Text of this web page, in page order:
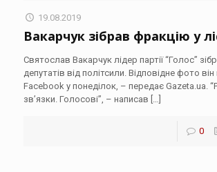
19.08.2019
Вакарчук зібрав фракцію у
Святослав Вакарчук лідер партії “Голос”
депутатів від політсили. Відповідне фото
Facebook у понеділок, – передає Gazeta.ua.
зв’язки. Голосові”, – написав […]
0